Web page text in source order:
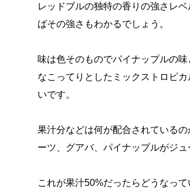
レッドブルの独特の香りの強さレ
ばその強さもわかるでしょう。
味は色そのものでパイナップルの
なこってりとしたミックストロピ
いです。
果汁分などは何が配合されている
ーツ、グアバ、パイナップルがジ
これが果汁50%だったらどうなっ